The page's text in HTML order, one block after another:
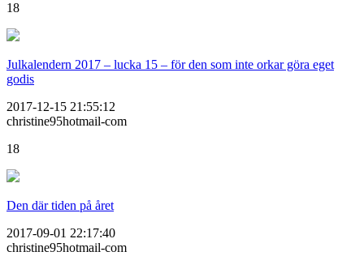
18
Julkalendern 2017 – lucka 15 – för den som inte orkar göra eget
godis
2017-12-15 21:55:12
christine95hotmail-com
18
Den där tiden på året
2017-09-01 22:17:40
christine95hotmail-com